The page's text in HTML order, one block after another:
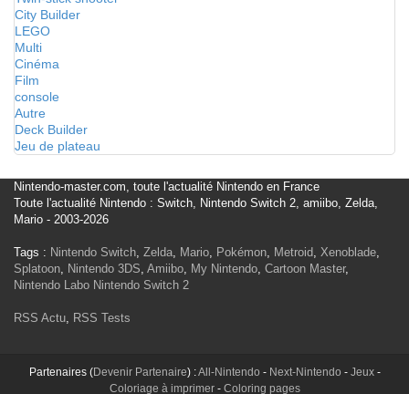
City Builder
LEGO
Multi
Cinéma
Film
console
Autre
Deck Builder
Jeu de plateau
Nintendo-master.com, toute l'actualité Nintendo en France
Toute l'actualité Nintendo : Switch, Nintendo Switch 2, amiibo, Zelda,
Mario - 2003-2026
Tags : Nintendo Switch, Zelda, Mario, Pokémon, Metroid, Xenoblade,
Splatoon, Nintendo 3DS, Amiibo, My Nintendo, Cartoon Master,
Nintendo Labo Nintendo Switch 2
RSS Actu, RSS Tests
Partenaires (Devenir Partenaire) :All-Nintendo - Next-Nintendo - Jeux-
Coloriage à imprimer- Coloring pages